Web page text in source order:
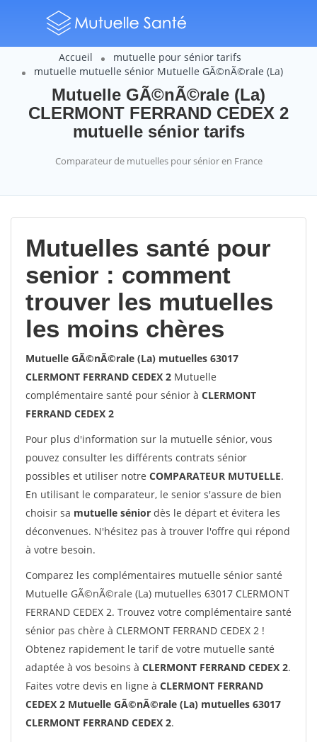
Accueil
mutuelle pour sénior tarifs
mutuelle mutuelle sénior Mutuelle GÃ©nÃ©rale (La)
Mutuelle GÃ©nÃ©rale (La)
CLERMONT FERRAND CEDEX 2
mutuelle sénior tarifs
Comparateur de mutuelles pour sénior en France
Mutuelles santé pour
senior : comment
trouver les mutuelles
les moins chères
Mutuelle GÃ©nÃ©rale (La) mutuelles 63017
CLERMONT FERRAND CEDEX 2 Mutuelle
complémentaire santé pour sénior à CLERMONT
FERRAND CEDEX 2
Pour plus d'information sur la mutuelle sénior, vous
pouvez consulter les différents contrats sénior
possibles et utiliser notre COMPARATEUR MUTUELLE.
En utilisant le comparateur, le senior s'assure de bien
choisir sa mutuelle sénior dès le départ et évitera les
déconvenues. N'hésitez pas à trouver l'offre qui répond
à votre besoin.
Comparez les complémentaires mutuelle sénior santé
Mutuelle GÃ©nÃ©rale (La) mutuelles 63017 CLERMONT
FERRAND CEDEX 2. Trouvez votre complémentaire santé
sénior pas chère à CLERMONT FERRAND CEDEX 2 !
Obtenez rapidement le tarif de votre mutuelle santé
adaptée à vos besoins à CLERMONT FERRAND CEDEX 2.
Faites votre devis en ligne à CLERMONT FERRAND
CEDEX 2 Mutuelle GÃ©nÃ©rale (La) mutuelles 63017
CLERMONT FERRAND CEDEX 2.